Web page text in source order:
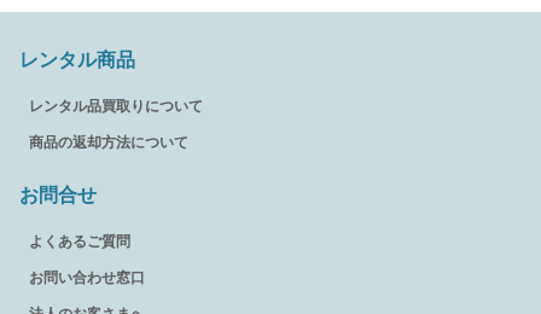
レンタル商品
レンタル品買取りについて
商品の返却方法について
お問合せ
よくあるご質問
お問い合わせ窓口